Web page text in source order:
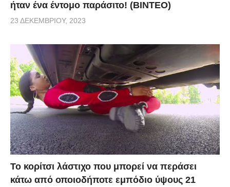
ήταν ένα έντομο παράσιτο! (BINTEO)
23 ΔΕΚΕΜΒΡΊΟΥ, 2023
Το κορίτσι λάστιχο που μπορεί να περάσει
κάτω από οποιοδήποτε εμπόδιο ύψους 21